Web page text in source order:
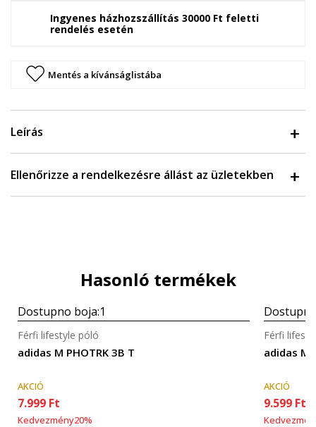
Ingyenes házhozszállítás 30000 Ft feletti
rendelés esetén
Mentés a kívánságlistába
Leírás
Ellenőrizze a rendelkezésre állást az üzletekben
Hasonló termékek
Részletek
Gyors nézet
Dostupno boja:1
adidas M PHOTRK 3B T
Férfi lifestyle póló
AKCIÓ
7.999 Ft
Kedvezmény20%
adidas M
Férfi
AKCIÓ
9.599 Ft